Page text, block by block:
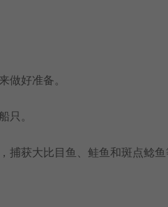
做好准备。
只。
获大比目鱼、鲑鱼和斑点鲶鱼